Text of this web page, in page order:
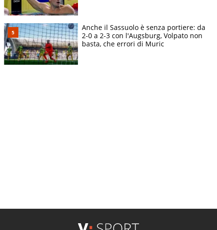
Anche il Sassuolo è senza portiere: da
2-0 a 2-3 con l'Augsburg, Volpato non
basta, che errori di Muric